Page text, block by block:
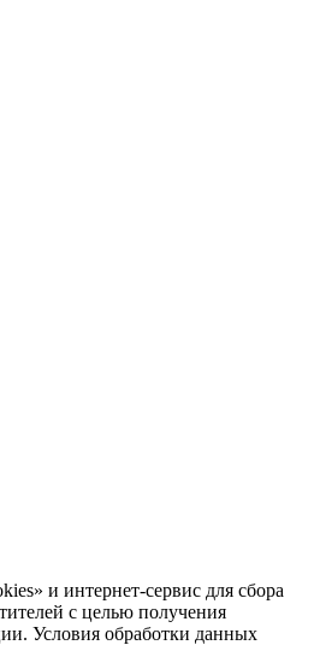
и интернет-сервис для сбора
с целью получения
Условия обработки данных